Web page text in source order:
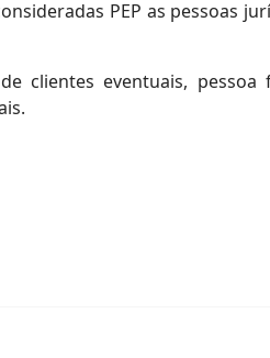
PEP as pessoas
clientes eventuais,